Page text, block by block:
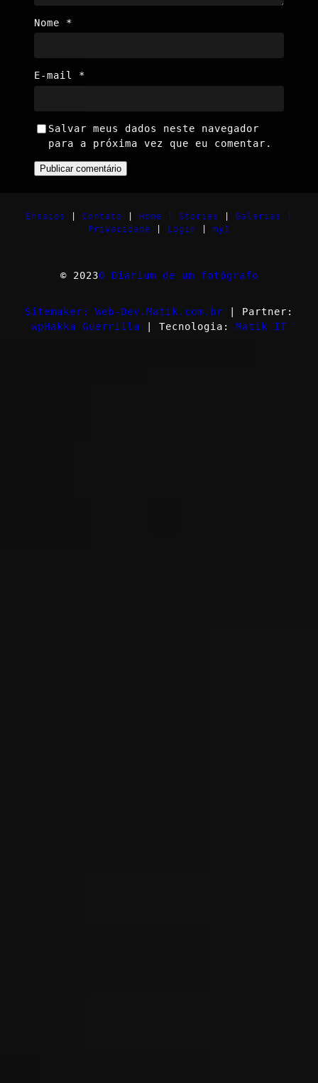
Nome *
E-mail *
Salvar meus dados neste navegador
para a próxima vez que eu comentar.
Ensaios Contato Home | Stories
Galerias |
Privacidade
Login myI
© 2023O Diarium de um fotógrafo
Sitemaker: Web-Dev.Matik.com.br | Partner:
wpHakka Guerrilla | Tecnologia: Matik IT